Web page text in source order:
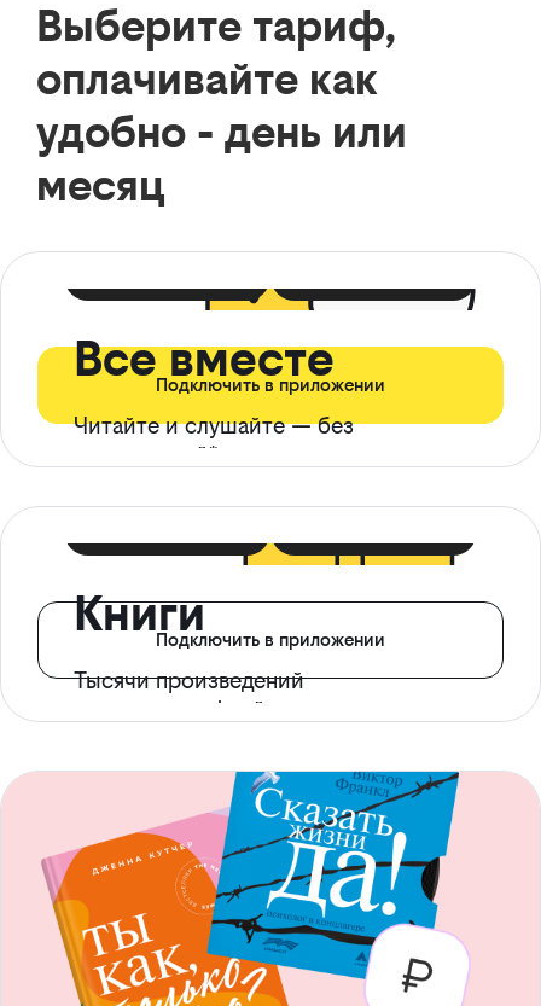
Выберите тариф,
оплачивайте как
удобно - день или
месяц
Все вместе
Читайте и слушайте — без
ограничений*
Подключить в приложении
Книги
Тысячи произведений
с доступом офлайн
Подключить в приложении